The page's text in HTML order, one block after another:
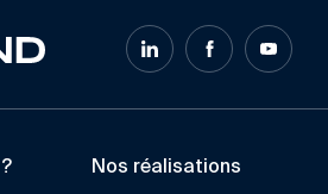
Nos réalisations